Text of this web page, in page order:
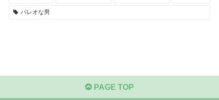
パレオな男
PAGE TOP